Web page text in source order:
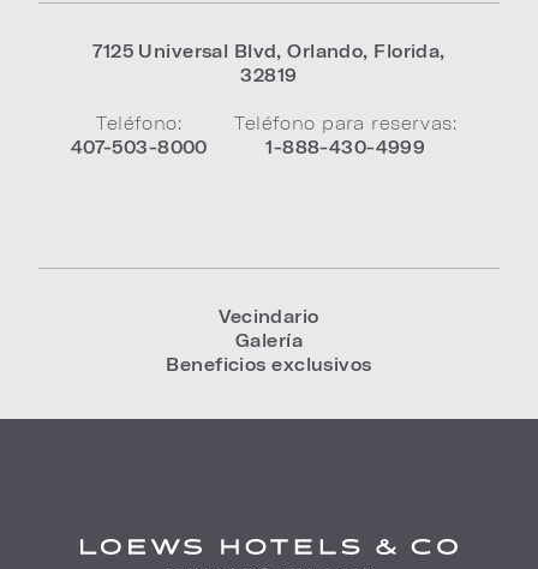
7125 Universal Blvd,Orlando, Florida,
32819
Teléfono:
407-503-8000
Teléfono para reservas:
1-888-430-4999
Vecindario
Galería
Beneficios exclusivos